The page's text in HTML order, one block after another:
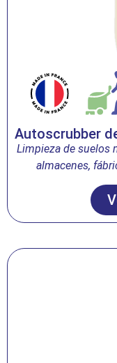
Autoscrubber
Limpieza de suelos
almacenes,